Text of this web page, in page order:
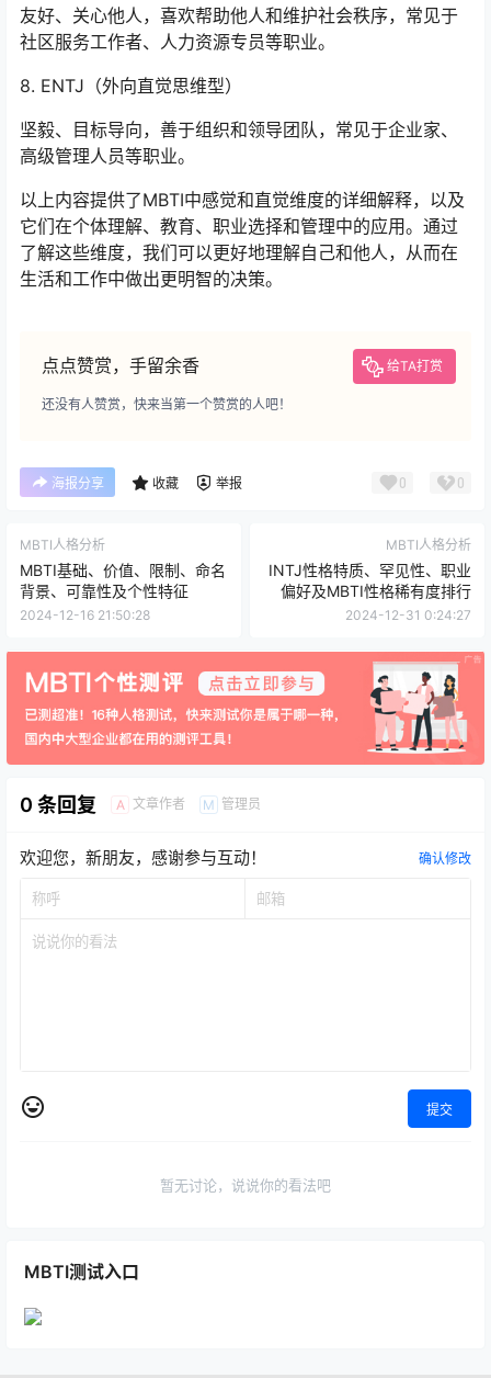
友好、关心他人，喜欢帮助他人和维护社会秩序，常见于
社区服务工作者、人力资源专员等职业。
8. ENTJ（外向直觉思维型）
坚毅、目标导向，善于组织和领导团队，常见于企业家、
高级管理人员等职业。
以上内容提供了MBTI中感觉和直觉维度的详细解释，以及
它们在个体理解、教育、职业选择和管理中的应用。通过
了解这些维度，我们可以更好地理解自己和他人，从而在
生活和工作中做出更明智的决策。
点点赞赏，手留余香 给TA打赏
还没有人赞赏，快来当第一个赞赏的人吧！
海报分享 收藏 举报 0 0
MBTI人格分析
MBTI基础、价值、限制、命名
背景、可靠性及个性特征
2024-12-16 21:50:28
MBTI人格分析
INTJ性格特质、罕见性、职业
偏好及MBTI性格稀有度排行
2024-12-31 0:24:27
0 条回复 A 文章作者 M 管理员
欢迎您，新朋友，感谢参与互动！ 确认修改
提交
暂无讨论，说说你的看法吧
MBTI测试入口